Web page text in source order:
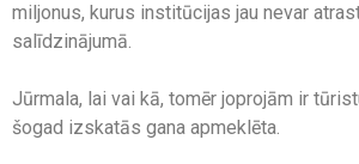
miljonus, kurus institūcijas jau nevar
salīdzinājumā.
Jūrmala, lai vai kā, tomēr joprojām ir
šogad izskatās gana apmeklēta.